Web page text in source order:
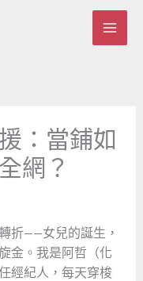
：當鋪如
網？
折——女兒的誕生，
金。我是阿哲（化
經紀人，每天穿梭